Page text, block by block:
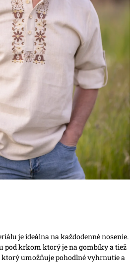
je ideálna na každodenné nosenie.
pod krkom ktorý je na gombíky a tiež
umožňuje pohodlné vyhrnutie a